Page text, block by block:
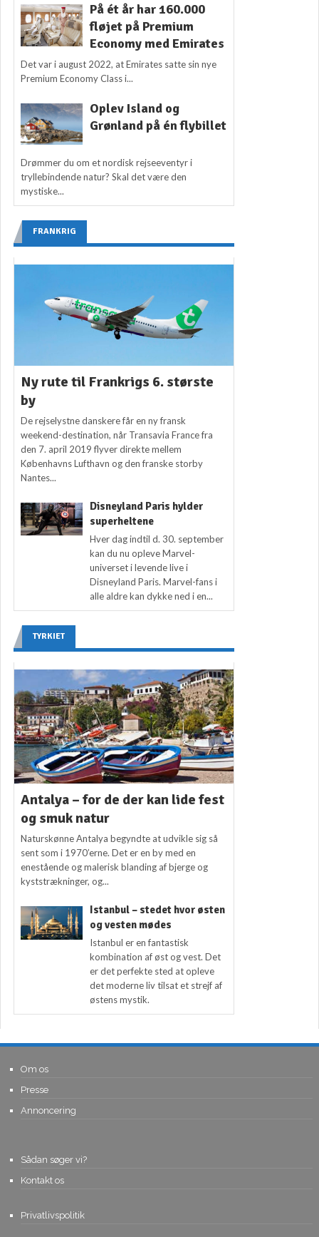
På ét år har 160.000
fløjet på Premium
Economy med Emirates
Det var i august 2022, at Emirates satte sin nye
Premium Economy Class i...
Oplev Island og
Grønland på én flybillet
Drømmer du om et nordisk rejseeventyr i
tryllebindende natur? Skal det være den
mystiske...
FRANKRIG
Ny rute til Frankrigs 6. største
by
De rejselystne danskere får en ny fransk
weekend-destination, når Transavia France fra
den 7. april 2019 flyver direkte mellem
Københavns Lufthavn og den franske storby
Nantes...
Disneyland Paris hylder
superheltene
Hver dag indtil d. 30. september
kan du nu opleve Marvel-
universet i levende live i
Disneyland Paris. Marvel-fans i
alle aldre kan dykke ned i en...
TYRKIET
Antalya – for de der kan lide fest
og smuk natur
Naturskønne Antalya begyndte at udvikle sig så
sent som i 1970’erne. Det er en by med en
enestående og malerisk blanding af bjerge og
kyststrækninger, og...
Istanbul – stedet hvor østen
og vesten mødes
Istanbul er en fantastisk
kombination af øst og vest. Det
er det perfekte sted at opleve
det moderne liv tilsat et strejf af
østens mystik.
Om os
Presse
Annoncering
Sådan søger vi?
Kontakt os
Privatlivspolitik